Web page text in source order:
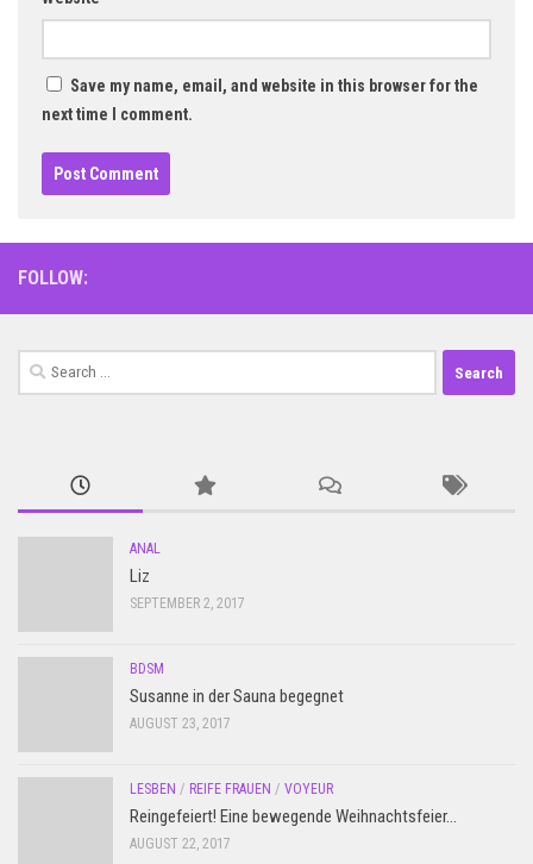
Save my name, email, and website in this browser for the
next time I comment.
FOLLOW:
Search
for:
ANAL
Liz
SEPTEMBER 2, 2017
BDSM
Susanne in der Sauna begegnet
AUGUST 23, 2017
LESBEN / REIFE FRAUEN / VOYEUR
Reingefeiert! Eine bewegende Weihnachtsfeier…
AUGUST 22, 2017